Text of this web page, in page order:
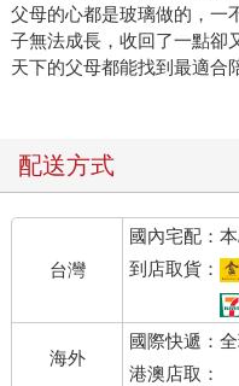
父母的心都是玻璃做的，一
子無法成長，收回了一點卻
天下的父母都能找到最適合
配送方式
台灣
國內宅配：
到店取貨：
海外
國際快遞：
港澳店取：